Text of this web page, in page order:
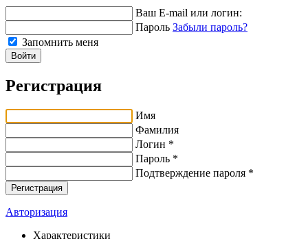
Ваш E-mail или логин:
Пароль Забыли пароль?
Запомнить меня
Войти
Регистрация
Имя
Фамилия
Логин *
Пароль *
Подтверждение пароля *
Авторизация
Характеристики